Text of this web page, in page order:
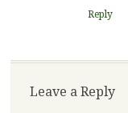
Reply
Leave a Reply